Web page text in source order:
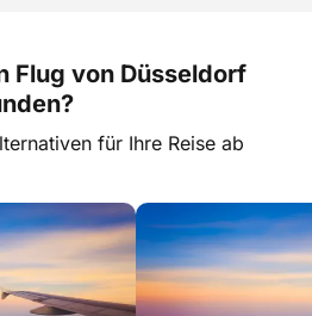
Flug von Düsseldorf
für Ihre Reise ab